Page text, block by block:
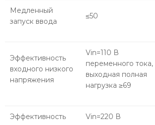
Медленный
запуск ввода
≤50
Эффективность
входного низкого
напряжения
Vin=110 В
переменного тока,
выходная полная
нагрузка ≥69
Эффективность
Vin=220 В